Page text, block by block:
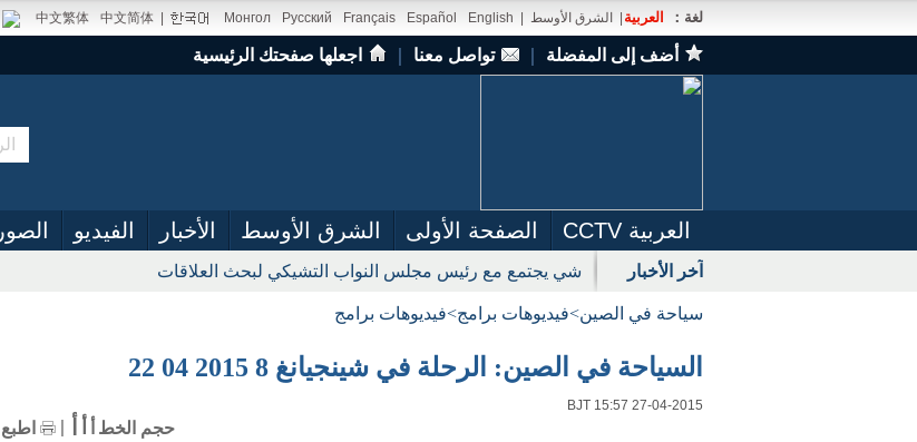
لغة： العربية الشرق الأوسط English
Español
Français
Русский
Монгол
中文简体
中文繁体
أضف إلى المفضلة تواصل معنا اجعلها صفحتك الرئيسية
العربية CCTV الصفحة الأولى الشرق الأوسط الأخبار الفيديو الصور
آخر الأخبار شي يجتمع مع رئيس مجلس النواب التشيكي لبحث العلاقات
سياحة في الصين>فيديوهات برامج>فيديوهات برامج
السياحة في الصين: الرحلة في شينجيانغ 8 2015 04 22
BJT 15:57 27-04-2015
اطبع حجم الخط